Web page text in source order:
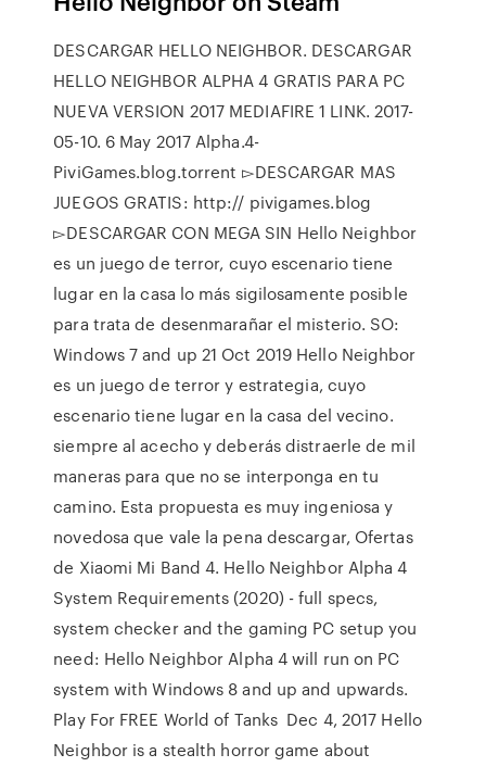
DESCARGAR HELLO NEIGHBOR. DESCARGAR
HELLO NEIGHBOR ALPHA 4 GRATIS PARA PC
NUEVA VERSION 2017 MEDIAFIRE 1 LINK. 2017-
05-10. 6 May 2017 Alpha.4-
PiviGames.blog.torrent ▻DESCARGAR MAS
JUEGOS GRATIS: http:// pivigames.blog
▻DESCARGAR CON MEGA SIN Hello Neighbor
es un juego de terror, cuyo escenario tiene
lugar en la casa lo más sigilosamente posible
para trata de desenmarañar el misterio. SO:
Windows 7 and up 21 Oct 2019 Hello Neighbor
es un juego de terror y estrategia, cuyo
escenario tiene lugar en la casa del vecino.
siempre al acecho y deberás distraerle de mil
maneras para que no se interponga en tu
camino. Esta propuesta es muy ingeniosa y
novedosa que vale la pena descargar, Ofertas
de Xiaomi Mi Band 4. Hello Neighbor Alpha 4
System Requirements (2020) - full specs,
system checker and the gaming PC setup you
need: Hello Neighbor Alpha 4 will run on PC
system with Windows 8 and up and upwards.
Play For FREE World of Tanks Dec 4, 2017 Hello
Neighbor is a stealth horror game about